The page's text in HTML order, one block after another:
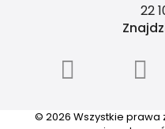
22
© 2026 Wszystkie prawa